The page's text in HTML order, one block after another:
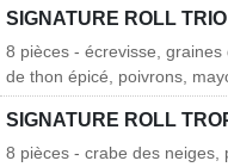
SIGNATURE ROLL
8 pièces - écrevisse,
de thon épicé, poivrons,
SIGNATURE ROLL
8 pièces - crabe des neiges,